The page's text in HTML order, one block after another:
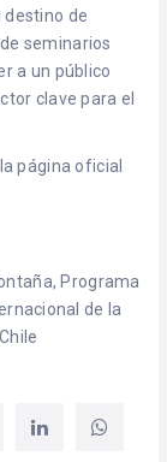
destino de
seminarios
a un público
clave para el
página oficial
, Programa
de la